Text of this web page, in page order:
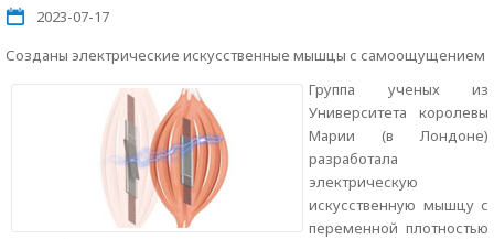
2023-07-17
Созданы электрические искусственные мышцы с самоощущением
Группа ученых из
Университета королевы
Марии (в Лондоне)
разработала
электрическую
искусственную мышцу с
переменной плотностью